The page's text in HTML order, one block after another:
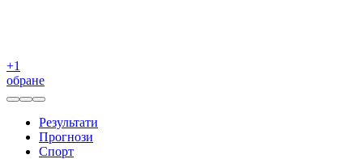
+1
обране
Результати
Прогнози
Спорт